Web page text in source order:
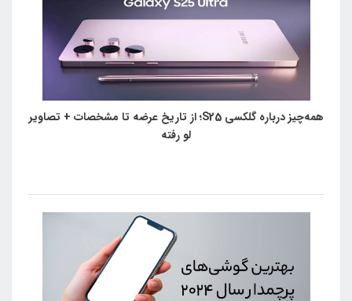
همه‌چیز درباره گلکسی S25؛ از تاریخ عرضه تا مشخصات + تصاویر
لو رفته